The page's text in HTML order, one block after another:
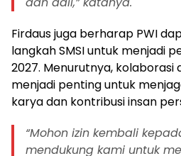
Firdaus juga berharap PWI
langkah SMSI untuk menjadi
2027. Menurutnya,
menjadi penting untuk
karya dan kontribusi insan
“Mohon izin kembali
mendukung kami untuk